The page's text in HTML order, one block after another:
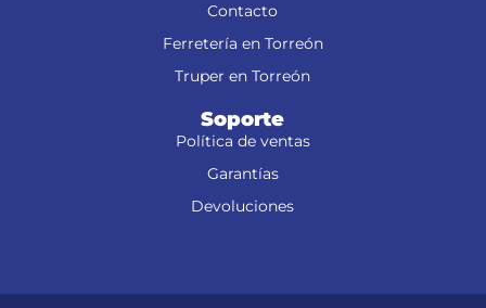
Contacto
Ferretería en Torreón
Truper en Torreón
Soporte
Política de ventas
Garantías
Devoluciones